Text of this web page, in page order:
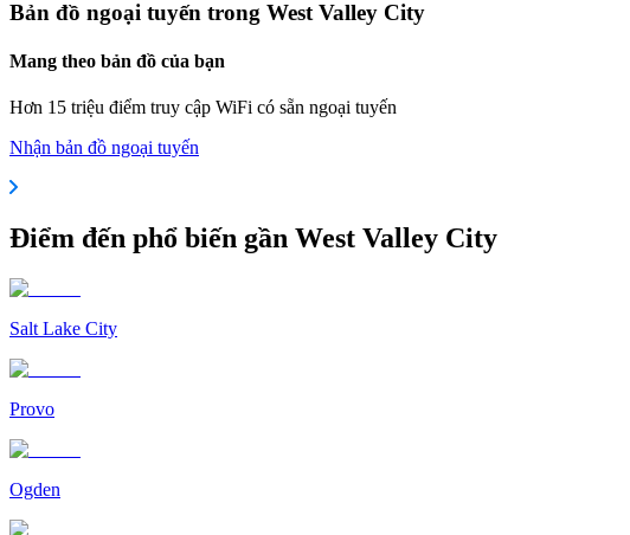
Bản đồ ngoại tuyến trong West Valley City
Mang theo bản đồ của bạn
Hơn 15 triệu điểm truy cập WiFi có sẵn ngoại tuyến
Nhận bản đồ ngoại tuyến
Điểm đến phổ biến gần West Valley City
Salt Lake City
Provo
Ogden